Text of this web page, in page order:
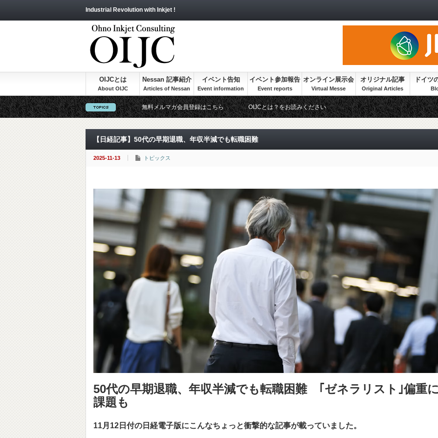
Industrial Revolution with Inkjet !
OIJCとは Nessan 記事紹介 イベント告知 イベント参加報告 オンライン展示会 オリジナル記事 ドイツ
無料メルマガ会員登録はこちら OIJCとは？をお読みください
【日経記事】50代の早期退職、年収半減でも転職困難
2025-11-13 トピックス
50代の早期退職、年収半減でも転職困難 ｢ゼネラリスト｣偏重
課題も
11月12日付の日経電子版にこんなちょっと衝撃的な記事が載っていました。